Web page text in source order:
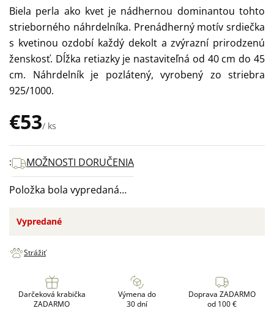
€53/ ks
Jednotková
cena:
Vypredané
MOŽNOSTI DORUČENIA
Položka bola vypredaná…
Biela perla ako kvet je nádhernou dominantou tohto
strieborného náhrdelníka. Prenádherný motív srdiečka
s kvetinou ozdobí každý dekolt a zvýrazní prirodzenú
ženskosť. Dĺžka retiazky je nastaviteľná od 40 cm do 45
cm. Náhrdelník je pozlátený, vyrobený zo striebra
925/1000.
Strážiť
Darčeková krabička
ZADARMO
Výmena do
30 dní
Doprava ZADARMO
od 100 €